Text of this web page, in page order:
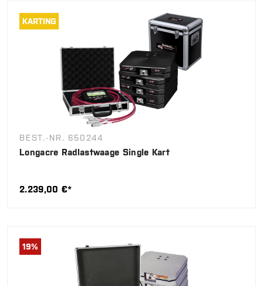
KARTING
BEST.-NR. 650244
Longacre Radlastwaage Single Kart
2.239,00 €*
19%